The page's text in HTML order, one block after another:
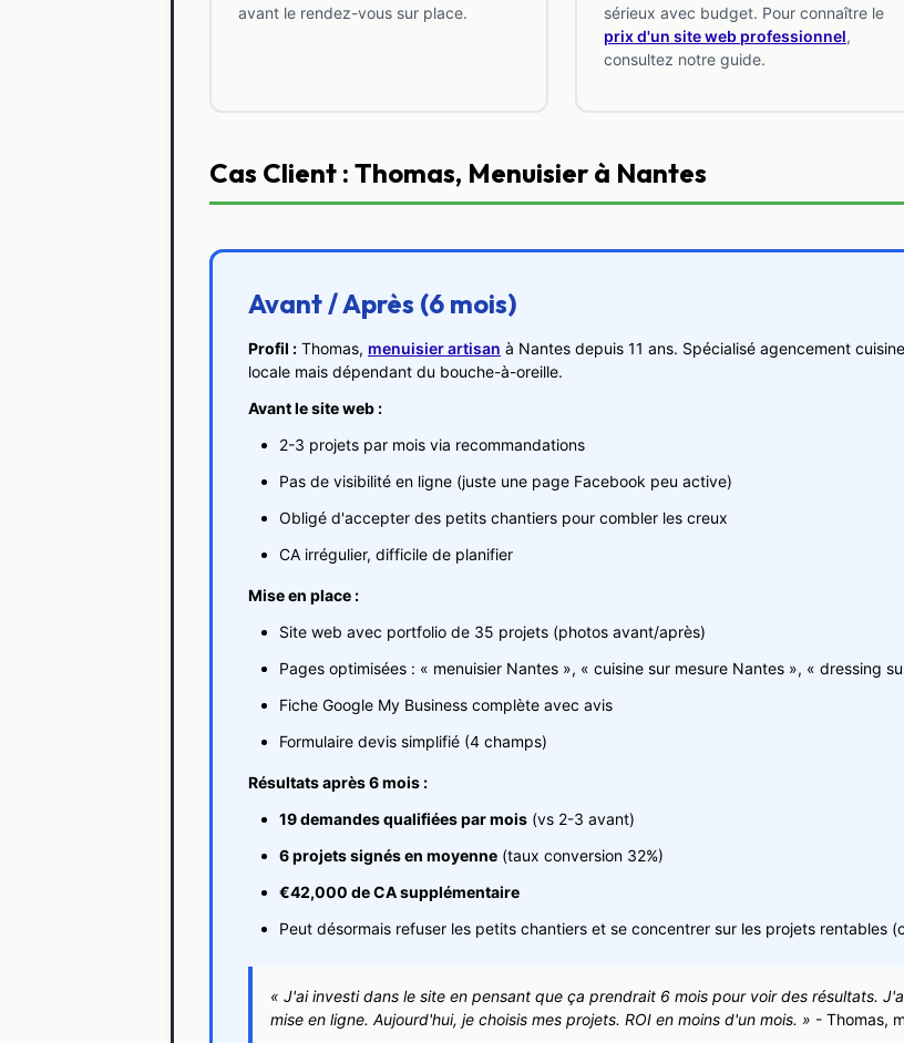
avant le rendez-vous sur place.
sérieux avec budget. Pour connaître le
prix d'un site web professionnel,
consultez notre guide.
Cas Client : Thomas, Menuisier à Nantes
Avant / Après (6 mois)
Profil : Thomas, menuisier artisan à Nantes depuis 11 ans. Spécialisé agencement
locale mais dépendant du bouche-à-oreille.
Avant le site web :
2-3 projets par mois via recommandations
Pas de visibilité en ligne (juste une page Facebook peu active)
Obligé d'accepter des petits chantiers pour combler les creux
CA irrégulier, difficile de planifier
Mise en place :
Site web avec portfolio de 35 projets (photos avant/après)
Pages optimisées : « menuisier Nantes », « cuisine sur mesure Nantes », « dressing
Fiche Google My Business complète avec avis
Formulaire devis simplifié (4 champs)
Résultats après 6 mois :
19 demandes qualifiées par mois (vs 2-3 avant)
6 projets signés en moyenne (taux conversion 32%)
€42,000 de CA supplémentaire
Peut désormais refuser les petits chantiers et se concentrer sur les projets rentables
« J'ai investi dans le site en pensant que ça prendrait 6 mois pour voir des résultats.
mise en ligne. Aujourd'hui, je choisis mes projets. ROI en moins d'un mois. » - Thomas,